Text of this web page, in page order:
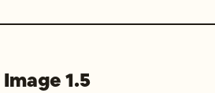
Image 1.5